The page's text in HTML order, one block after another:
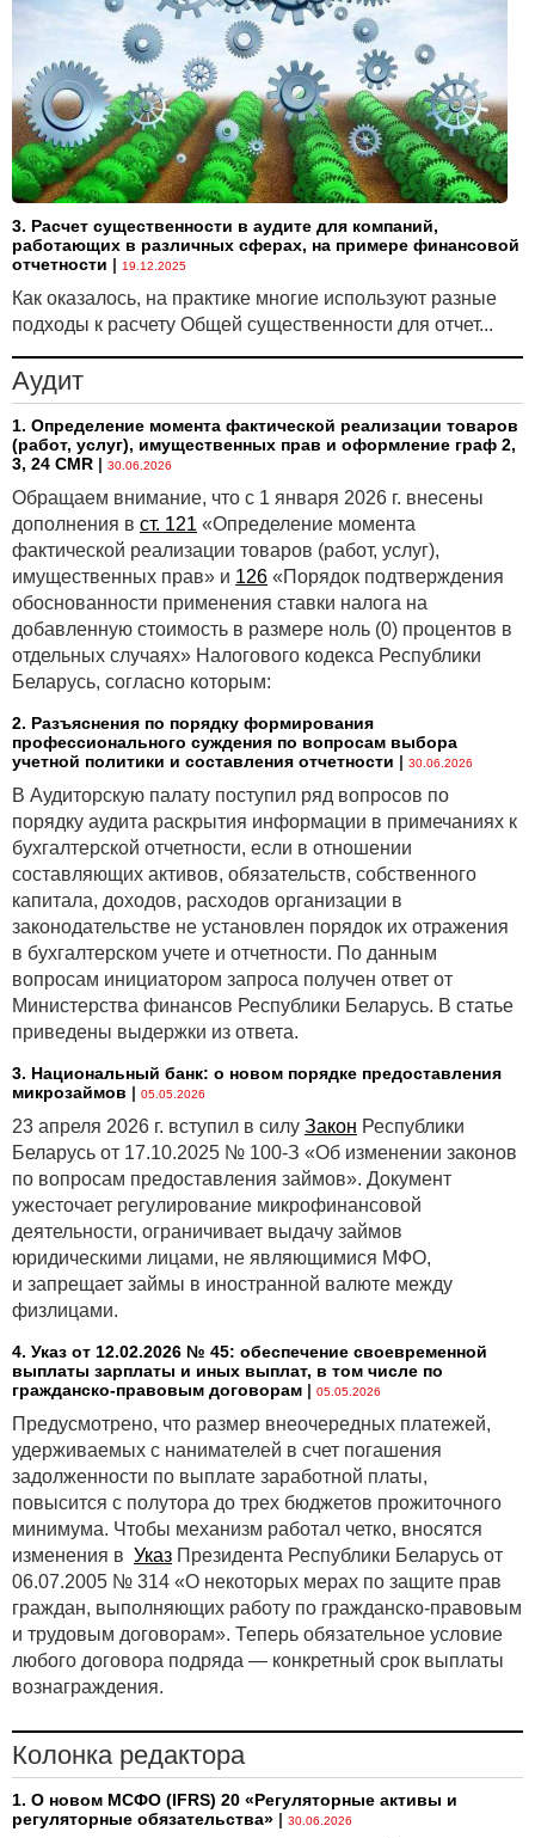
должностного лица. С работодателя пострадавшего
возмещение в порядке суброгации сейчас не
взыскивают.
Виновные теперь будут возмещать Белгосстраху
выплаченное страховое обеспечение в следующих
пределах:
§ 2 000 БВ (84 тыс. бел. руб.) на одного
пострадавшего работника — если вред причинен
умышленно;
§ 500 БВ (21 тыс. бел. руб.) на одного
пострадавшего работника — в иных случаях.
Установленные пределы по возмещению
распространяются и на прошлое время. А именно,
виновные организации и физлица:
§ не обязаны продолжать платить по судебным
постановлениям о взыскании с них возмещения
в пользу Белгосстраха — если на 23.04.2025 они уже
погасили сумму, равную установленным пределам;
§ обязаны выплатить по возникшим и не
исполненным до 22.04.2025 обязательствам
возмещение Белгосстраху только в установленных
пределах.
Однако выплаченные суммы уже не вернут, даже
Белгосстрах сможет взыскать с работодателя
пострадавшего возмещение в порядке суброгации.
Сейчас, напомним, такой возможности нет. Сделать
это Белгосстрах сможет только в одном из случаев:
§ если расследование или суд установили факт
трудовых или приравненных к ним отношений
с пострадавшим работником и что такие отношения
не были оформлены документами;
§ если работодатель не платил страховые взносы
в Белгосстрах в течение 2 лет до несчастного случая
и при этом был обязан платить их в это время.
Размер возмещения с работодателя будет ограничен
такими же пределами в зависимости от наличия
умысла во вреде (500 и 2 000 БВ). Согласно ст. 373
ип. 1ст. 937 ГК умысел работодателя-организации
будут определять по наличию умысла у его
работника или должностного лица, поскольку вина
юрлица в гражданско-правовых обязательствах
проявляется в поведении его работников.
Белгосстрах будет уменьшать размер рассчитанных
единовременной и ежемесячных страховых выплат,
если потерпевший работник находился в состоянии
опьянения (алкогольном, наркотическом и др.) и это
стало одной из причин повреждения его здоровья.
Размер страховых выплат уменьшат на 50 %. В
таком случае работодателю больше не надо будет
определять в акте о несчастном случае конкретный
процент вины работника, а Белгосстраху
рассчитывать пропорционально этому проценту
страховые выплаты. Наниматель также не должен
больше указывать в акте степень вины умершего
работника.
Скорректирован подход к определению размера
страховых взносов работодателя в Белгосстрах. В
частности, изменятся коэффициенты надбавок
к страховому тарифу, исходя из класса
профессионального риска работодателя. Так,
максимальный возможный коэффициент надбавки
увеличен с 1,5 до 2.
3. Расчет существенности в аудите для компаний,
работающих в различных сферах, на примере финансовой
отчетности | 19.12.2025
Как оказалось, на практике многие используют разные
подходы к расчету Общей существенности для отчет...
Аудит
1. Определение момента фактической реализации товаров
(работ, услуг), имущественных прав и оформление граф 2,
3, 24 CMR | 30.06.2026
Обращаем внимание, что с 1 января 2026 г. внесены
дополнения в ст. 121 «Определение момента
фактической реализации товаров (работ, услуг),
имущественных прав» и 126 «Порядок подтверждения
обоснованности применения ставки налога на
добавленную стоимость в размере ноль (0) процентов в
отдельных случаях» Налогового кодекса Республики
Беларусь, согласно которым:
2. Разъяснения по порядку формирования
профессионального суждения по вопросам выбора
учетной политики и составления отчетности | 30.06.2026
В Аудиторскую палату поступил ряд вопросов по
порядку аудита раскрытия информации в примечаниях к
бухгалтерской отчетности, если в отношении
составляющих активов, обязательств, собственного
капитала, доходов, расходов организации в
законодательстве не установлен порядок их отражения
в бухгалтерском учете и отчетности. По данным
вопросам инициатором запроса получен ответ от
Министерства финансов Республики Беларусь. В статье
приведены выдержки из ответа.
3. Национальный банк: о новом порядке предоставления
микрозаймов | 05.05.2026
23 апреля 2026 г. вступил в силу Закон Республики
Беларусь от 17.10.2025 № 100-З «Об изменении законов
по вопросам предоставления займов». Документ
ужесточает регулирование микрофинансовой
деятельности, ограничивает выдачу займов
юридическими лицами, не являющимися МФО,
и запрещает займы в иностранной валюте между
физлицами.
4. Указ от 12.02.2026 № 45: обеспечение своевременной
выплаты зарплаты и иных выплат, в том числе по
гражданско-правовым договорам | 05.05.2026
Предусмотрено, что размер внеочередных платежей,
удерживаемых с нанимателей в счет погашения
задолженности по выплате заработной платы,
повысится с полутора до трех бюджетов прожиточного
минимума. Чтобы механизм работал четко, вносятся
изменения в Указ Президента Республики Беларусь от
06.07.2005 № 314 «О некоторых мерах по защите прав
граждан, выполняющих работу по гражданско-правовым
и трудовым договорам». Теперь обязательное условие
любого договора подряда — конкретный срок выплаты
вознаграждения.
Колонка редактора
1. О новом МСФО (IFRS) 20 «Регуляторные активы и
регуляторные обязательства» | 30.06.2026